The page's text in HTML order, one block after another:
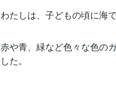
わたしは、子どもの頃に海
赤や青、緑など色々な色の
した。